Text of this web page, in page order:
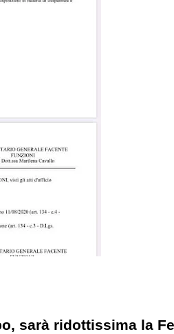
sarà ridottissima la